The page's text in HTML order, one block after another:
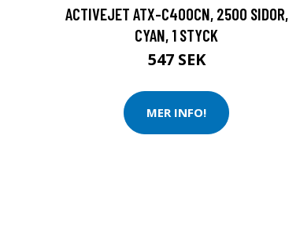
ACTIVEJET ATX-C400CN, 2500 SIDOR,
CYAN, 1 STYCK
547 SEK
MER INFO!